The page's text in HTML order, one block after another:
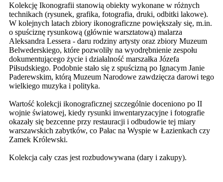
Kolekcję Ikonografii stanowią obiekty wykonane w różnych
technikach (rysunek, grafika, fotografia, druki, odbitki lakowe).
W kolejnych latach zbiory ikonograficzne powiększały się, m.in.
o spuściznę rysunkową (głównie warsztatową) malarza
Aleksandra Lessera - daru rodziny artysty oraz zbiory Muzeum
Belwederskiego, które pozwoliły na wyodrębnienie zespołu
dokumentującego życie i działalność marszałka Józefa
Piłsudskiego. Podobnie stało się z spuścizną po Ignacym Janie
Paderewskim, którą Muzeum Narodowe zawdzięcza darowi tego
wielkiego muzyka i polityka.
Wartość kolekcji ikonograficznej szczególnie doceniono po II
wojnie światowej, kiedy rysunki inwentaryzacyjne i fotografie
okazały się bezcenne przy restauracji i odbudowie tej miary
warszawskich zabytków, co Pałac na Wyspie w Łazienkach czy
Zamek Królewski.
Kolekcja cały czas jest rozbudowywana (dary i zakupy).